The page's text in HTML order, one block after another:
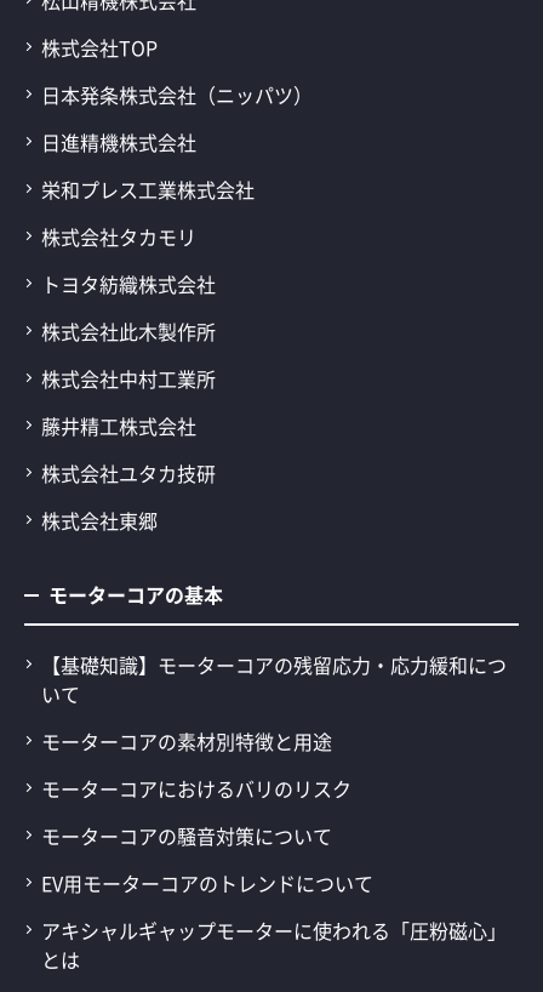
株式会社TOP
日本発条株式会社（ニッパツ）
日進精機株式会社
栄和プレス工業株式会社
株式会社タカモリ
トヨタ紡織株式会社
株式会社此木製作所
株式会社中村工業所
藤井精工株式会社
株式会社ユタカ技研
株式会社東郷
モーターコアの基本
【基礎知識】モーターコアの残留応力・応力緩和につ
いて
モーターコアの素材別特徴と用途
モーターコアにおけるバリのリスク
モーターコアの騒音対策について
EV用モーターコアのトレンドについて
アキシャルギャップモーターに使われる「圧粉磁心」
とは